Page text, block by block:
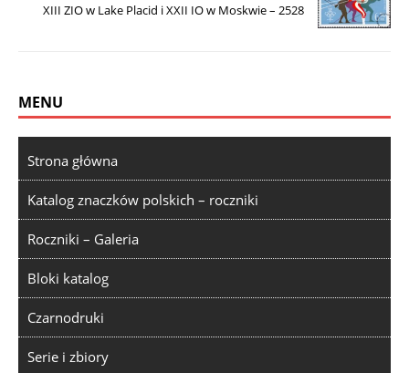
XIII ZIO w Lake Placid i XXII IO w Moskwie – 2528
MENU
Strona główna
Katalog znaczków polskich – roczniki
Roczniki – Galeria
Bloki katalog
Czarnodruki
Serie i zbiory